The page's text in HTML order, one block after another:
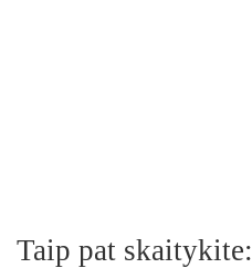
Taip pat skaitykite: